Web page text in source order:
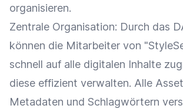
organisieren.
Zentrale Organisation: Durch das
können die Mitarbeiter von
schnell auf alle digitalen Inhalte
diese effizient verwalten. Alle
Metadaten und Schlagwörtern